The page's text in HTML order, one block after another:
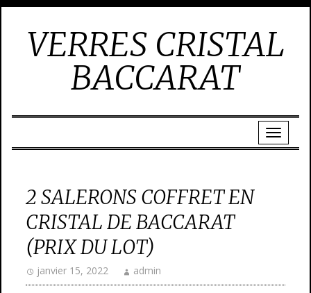
VERRES CRISTAL
BACCARAT
2 SALERONS COFFRET EN
CRISTAL DE BACCARAT
(PRIX DU LOT)
janvier 15, 2022 admin